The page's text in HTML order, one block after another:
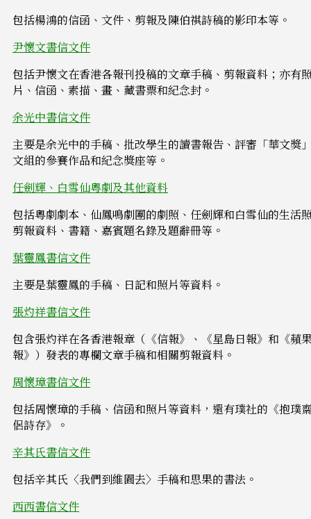
包括楊鴻的信函、文件、剪報及陳伯祺詩稿的影印本等。
尹懷文書信文件
包括尹懷文在香港各報刊投稿的文章手稿、剪報資料；亦有
片、信函、素描、畫、藏書票和紀念封。
余光中書信文件
主要是余光中的手稿、批改學生的讀書報告、評審「華文獎
文組的參賽作品和紀念獎座等。
任劍輝、白雪仙粵劇及其他資料
包括粵劇劇本、仙鳳鳴劇團的劇照、任劍輝和白雪仙的生活
剪報資料、書籍、嘉賓題名錄及題辭冊等。
葉靈鳳書信文件
主要是葉靈鳳的手稿、日記和照片等資料。
張灼祥書信文件
包含張灼祥在各香港報章（《信報》、《星島日報》和《蘋
報》）發表的專欄文章手稿和相關剪報資料。
周懷璋書信文件
包括周懷璋的手稿、信函和照片等資料，還有璞社的《抱璞
侶詩存》。
辛其氏書信文件
包括辛其氏〈我們到維園去〉手稿和思果的書法。
西西書信文件